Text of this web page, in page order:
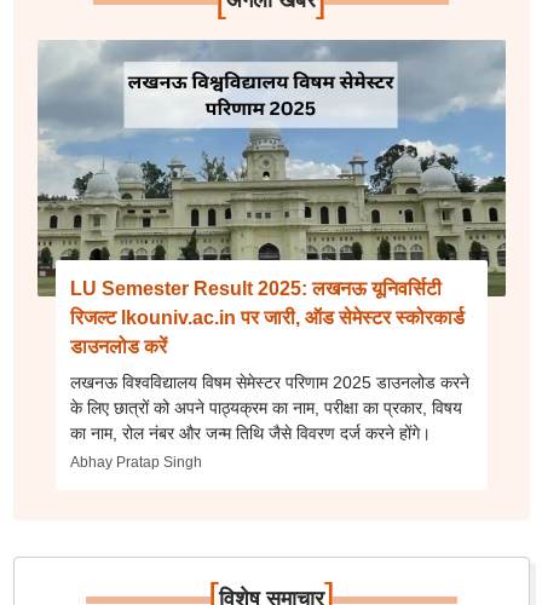
LU Semester Result 2025: लखनऊ यूनिवर्सिटी
रिजल्ट lkouniv.ac.in पर जारी, ऑड सेमेस्टर स्कोरकार्ड
डाउनलोड करें
लखनऊ विश्वविद्यालय विषम सेमेस्टर परिणाम 2025 डाउनलोड करने
के लिए छात्रों को अपने पाठ्यक्रम का नाम, परीक्षा का प्रकार, विषय
का नाम, रोल नंबर और जन्म तिथि जैसे विवरण दर्ज करने होंगे।
Abhay Pratap Singh
विशेष समाचार